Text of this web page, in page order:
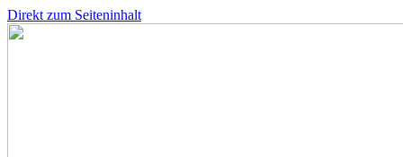
Direkt zum Seiteninhalt